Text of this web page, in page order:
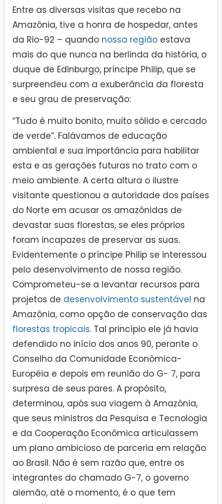
Entre as diversas visitas que recebo na
Amazônia, tive a honra de hospedar, antes
da Rio-92 – quando nossa região estava
mais do que nunca na berlinda da história, o
duque de Edinburgo, príncipe Philip, que se
surpreendeu com a exuberância da floresta
e seu grau de preservação:
“Tudo é muito bonito, muito sólido e cercado
de verde”. Falávamos de educação
ambiental e sua importância para habilitar
esta e as gerações futuras no trato com o
meio ambiente. A certa altura o ilustre
visitante questionou a autoridade dos países
do Norte em acusar os amazônidas de
devastar suas florestas, se eles próprios
foram incapazes de preservar as suas.
Evidentemente o príncipe Philip se interessou
pelo desenvolvimento de nossa região.
Comprometeu-se a levantar recursos para
projetos de desenvolvimento sustentável na
Amazônia, como opção de conservação das
florestas tropicais. Tal princípio ele já havia
defendido no início dos anos 90, perante o
Conselho da Comunidade Econômica-
Européia e depois em reunião do G- 7, para
surpresa de seus pares. A propósito,
determinou, após sua viagem à Amazônia,
que seus ministros da Pesquisa e Tecnologia
e da Cooperação Econômica articulassem
um plano ambicioso de parceria em relação
ao Brasil. Não é sem razão que, entre os
integrantes do chamado G-7, o governo
alemão, até o momento, é o que tem